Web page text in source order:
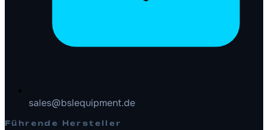
sales@bslequipment.de
Führende Hersteller